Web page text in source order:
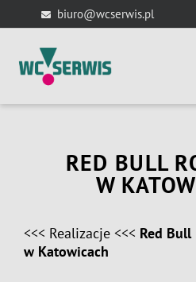
to
content
biuro@wcserwis.pl
RED BULL
W
<<< Realizacje <<< Red Bull
w Katowicach